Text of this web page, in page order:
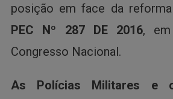
posição em face da
PEC Nº 287 DE 2016,
Congresso Nacional.
As Polícias Militares e